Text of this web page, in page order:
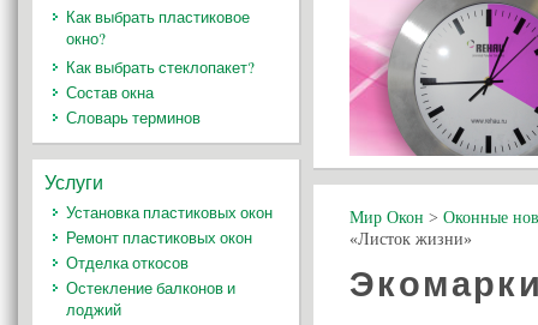
Мир Окон > Оконные
«Листок жизни»
Как выбрать пластиковое
окно?
Как выбрать стеклопакет?
Состав окна
Словарь терминов
Услуги
Установка пластиковых окон
Ремонт пластиковых окон
Отделка откосов
Остекление балконов и
лоджий